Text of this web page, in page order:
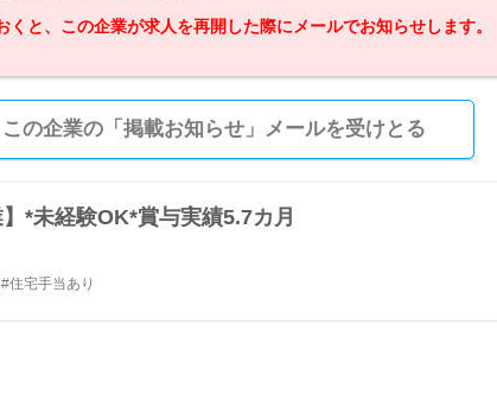
くと、この企業が求人を再開した際にメールでお知らせします。
この企業の「掲載お知らせ」メールを受けとる
*未経験OK*賞与実績5.7カ月
住宅手当あり